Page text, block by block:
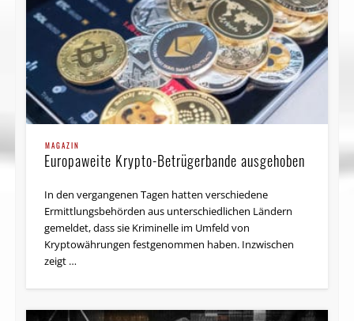
MAGAZIN
Europaweite Krypto-Betrügerbande ausgehoben
In den vergangenen Tagen hatten verschiedene
Ermittlungsbehörden aus unterschiedlichen Ländern
gemeldet, dass sie Kriminelle im Umfeld von
Kryptowährungen festgenommen haben. Inzwischen
zeigt …